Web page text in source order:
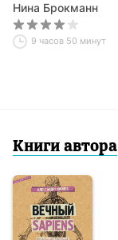
замалчивать
скрытые
возможности
органа, который
Нина Брокманн
9 часов 50 минут
Книги автора